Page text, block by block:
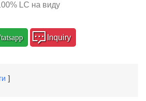
LC на виду
Inquiry